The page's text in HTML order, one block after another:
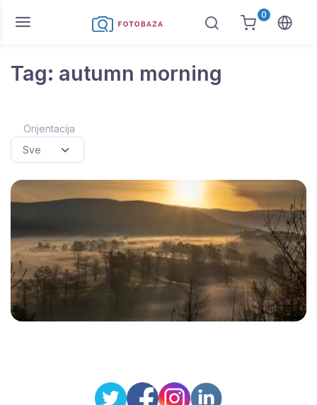
0
Tag: autumn morning
Orijentacija